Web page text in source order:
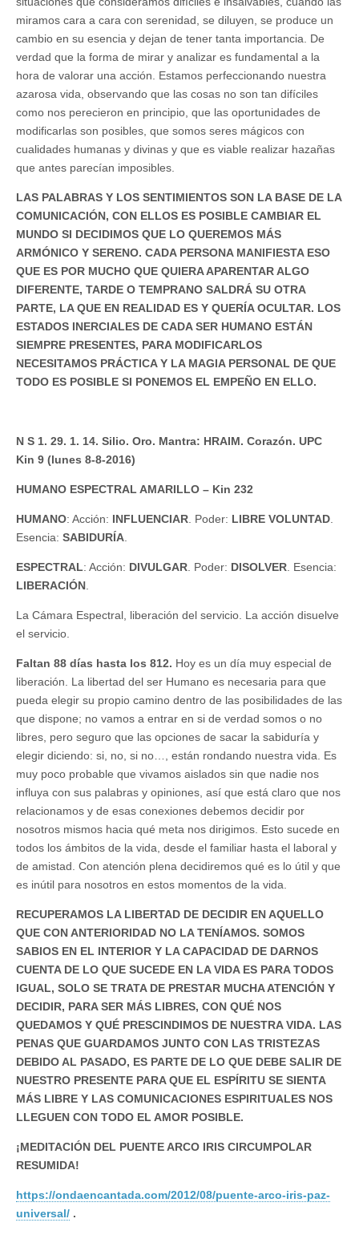
miramos cara a cara con serenidad, se diluyen, se produce un
cambio en su esencia y dejan de tener tanta importancia. De
verdad que la forma de mirar y analizar es fundamental a la
hora de valorar una acción. Estamos perfeccionando nuestra
azarosa vida, observando que las cosas no son tan difíciles
como nos perecieron en principio, que las oportunidades de
modificarlas son posibles, que somos seres mágicos con
cualidades humanas y divinas y que es viable realizar hazañas
que antes parecían imposibles.
LAS PALABRAS Y LOS SENTIMIENTOS SON LA BASE DE LA
COMUNICACIÓN, CON ELLOS ES POSIBLE CAMBIAR EL
MUNDO SI DECIDIMOS QUE LO QUEREMOS MÁS
ARMÓNICO Y SERENO. CADA PERSONA MANIFIESTA ESO
QUE ES POR MUCHO QUE QUIERA APARENTAR ALGO
DIFERENTE, TARDE O TEMPRANO SALDRÁ SU OTRA
PARTE, LA QUE EN REALIDAD ES Y QUERÍA OCULTAR. LOS
ESTADOS INERCIALES DE CADA SER HUMANO ESTÁN
SIEMPRE PRESENTES, PARA MODIFICARLOS
NECESITAMOS PRÁCTICA Y LA MAGIA PERSONAL DE QUE
TODO ES POSIBLE SI PONEMOS EL EMPEÑO EN ELLO.
N S 1. 29. 1. 14. Silio. Oro. Mantra: HRAIM. Corazón. UPC
Kin 9 (lunes 8-8-2016)
HUMANO ESPECTRAL AMARILLO – Kin 232
HUMANO: Acción: INFLUENCIAR. Poder: LIBRE VOLUNTAD.
Esencia: SABIDURÍA.
ESPECTRAL: Acción: DIVULGAR. Poder: DISOLVER. Esencia:
LIBERACIÓN.
La Cámara Espectral, liberación del servicio. La acción disuelve
el servicio.
Faltan 88 días hasta los 812. Hoy es un día muy especial de
liberación. La libertad del ser Humano es necesaria para que
pueda elegir su propio camino dentro de las posibilidades de las
que dispone; no vamos a entrar en si de verdad somos o no
libres, pero seguro que las opciones de sacar la sabiduría y
elegir diciendo: si, no, si no…, están rondando nuestra vida. Es
muy poco probable que vivamos aislados sin que nadie nos
influya con sus palabras y opiniones, así que está claro que nos
relacionamos y de esas conexiones debemos decidir por
nosotros mismos hacia qué meta nos dirigimos. Esto sucede en
todos los ámbitos de la vida, desde el familiar hasta el laboral y
de amistad. Con atención plena decidiremos qué es lo útil y que
es inútil para nosotros en estos momentos de la vida.
RECUPERAMOS LA LIBERTAD DE DECIDIR EN AQUELLO
QUE CON ANTERIORIDAD NO LA TENÍAMOS. SOMOS
SABIOS EN EL INTERIOR Y LA CAPACIDAD DE DARNOS
CUENTA DE LO QUE SUCEDE EN LA VIDA ES PARA TODOS
IGUAL, SOLO SE TRATA DE PRESTAR MUCHA ATENCIÓN Y
DECIDIR, PARA SER MÁS LIBRES, CON QUÉ NOS
QUEDAMOS Y QUÉ PRESCINDIMOS DE NUESTRA VIDA. LAS
PENAS QUE GUARDAMOS JUNTO CON LAS TRISTEZAS
DEBIDO AL PASADO, ES PARTE DE LO QUE DEBE SALIR DE
NUESTRO PRESENTE PARA QUE EL ESPÍRITU SE SIENTA
MÁS LIBRE Y LAS COMUNICACIONES ESPIRITUALES NOS
LLEGUEN CON TODO EL AMOR POSIBLE.
¡MEDITACIÓN DEL PUENTE ARCO IRIS CIRCUMPOLAR
RESUMIDA!
https://ondaencantada.com/2012/08/puente-arco-iris-paz-
universal/ .